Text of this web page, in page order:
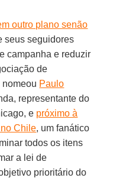
outro plano senão
seus seguidores
campanha e reduzir
de
nomeou Paulo
representante do
e próximo à
no Chile, um fanático
todos os itens
a lei de
prioritário do